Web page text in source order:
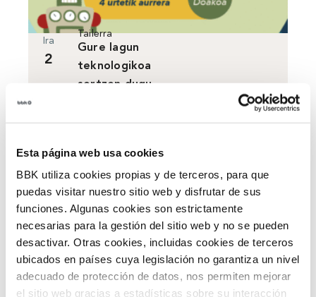
Esta página web usa cookies
BBK utiliza cookies propias y de terceros, para que
puedas visitar nuestro sitio web y disfrutar de sus
funciones. Algunas cookies son estrictamente
necesarias para la gestión del sitio web y no se pueden
desactivar. Otras cookies, incluidas cookies de terceros
ubicados en países cuya legislación no garantiza un nivel
adecuado de protección de datos, nos permiten mejorar
el sitio web gracias a estadísticas sobre su interacción
Ira
2
Tailerra
Gure lagun
teknologikoa
sortzen dugu